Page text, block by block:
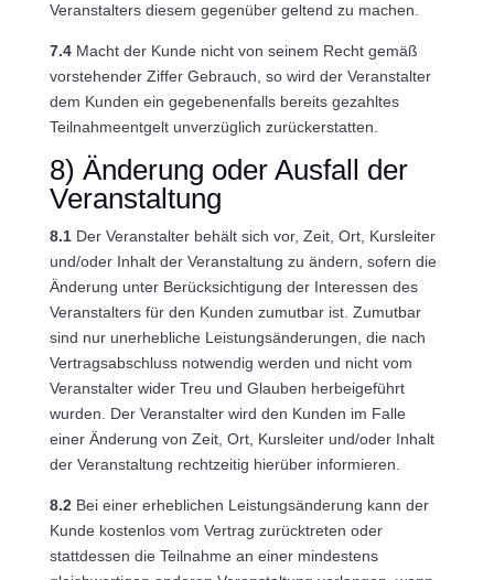
Veranstalters diesem gegenüber geltend zu machen.
7.4Macht der Kunde nicht von seinem Recht gemäß
vorstehender Ziffer Gebrauch, so wird der Veranstalter
dem Kunden ein gegebenenfalls bereits gezahltes
Teilnahmeentgelt unverzüglich zurückerstatten.
8) Änderung oder Ausfall der
Veranstaltung
8.1Der Veranstalter behält sich vor, Zeit, Ort, Kursleiter
und/oder Inhalt der Veranstaltung zu ändern, sofern die
Änderung unter Berücksichtigung der Interessen des
Veranstalters für den Kunden zumutbar ist. Zumutbar
sind nur unerhebliche Leistungsänderungen, die nach
Vertragsabschluss notwendig werden und nicht vom
Veranstalter wider Treu und Glauben herbeigeführt
wurden. Der Veranstalter wird den Kunden im Falle
einer Änderung von Zeit, Ort, Kursleiter und/oder Inhalt
der Veranstaltung rechtzeitig hierüber informieren.
8.2Bei einer erheblichen Leistungsänderung kann der
Kunde kostenlos vom Vertrag zurücktreten oder
stattdessen die Teilnahme an einer mindestens